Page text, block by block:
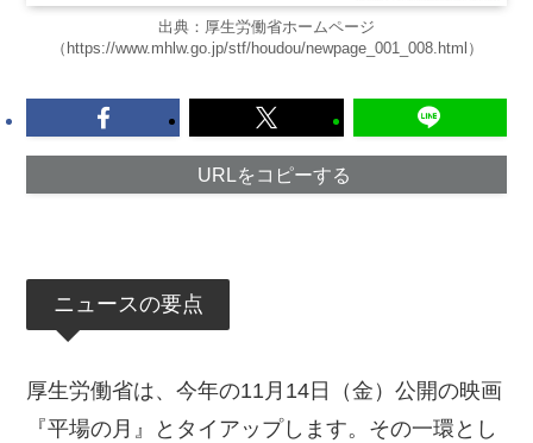
出典：厚生労働省ホームページ
（https://www.mhlw.go.jp/stf/houdou/newpage_001_008.html）
URLをコピーする
ニュースの要点
厚生労働省は、今年の11月14日（金）公開の映画
『平場の月』とタイアップします。その一環とし